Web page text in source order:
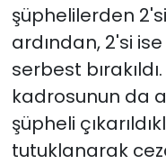
şüphelilerden
ardından, 2'si
serbest
kadrosunun da
şüpheli
tutuklanarak